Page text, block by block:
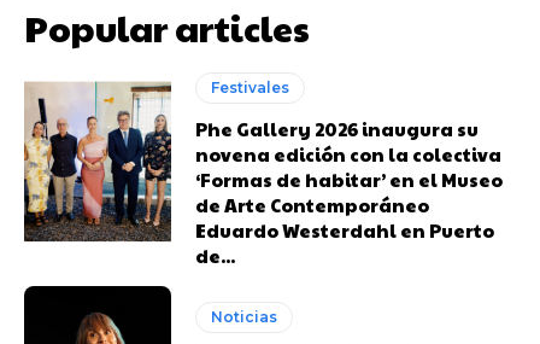
Popular articles
Festivales
Phe Gallery 2026 inaugura su
novena edición con la colectiva
‘Formas de habitar’ en el Museo
de Arte Contemporáneo
Eduardo Westerdahl en Puerto
de...
Noticias